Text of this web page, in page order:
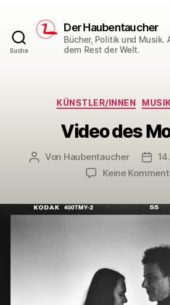
Suche
Der Haubentaucher
Bücher, Politik und Musik.
dem Rest der Welt.
KÜNSTLER/INNEN
Video des
Beitragsautor
Von Haubentaucher
Keine